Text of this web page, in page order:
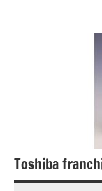
Toshiba